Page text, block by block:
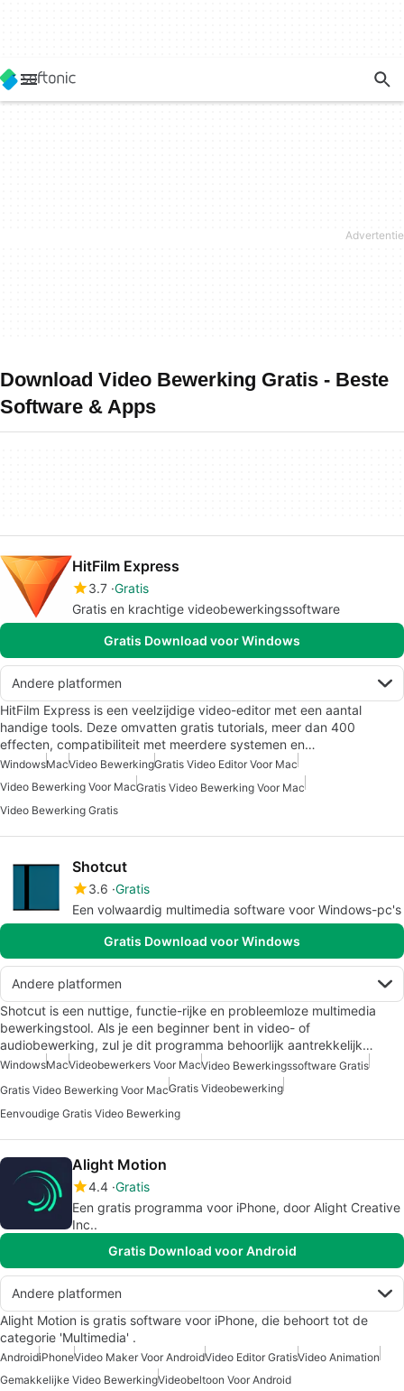
Download Video Bewerking Gratis - Beste
Software & Apps
HitFilm Express
3.7 Gratis
Gratis en krachtige videobewerkingssoftware
Gratis Download voor Windows
Andere platformen
HitFilm Express is een veelzijdige video-editor met een aantal
handige tools. Deze omvatten gratis tutorials, meer dan 400
effecten, compatibiliteit met meerdere systemen en…
WindowsMacVideo BewerkingGratis Video Editor Voor Mac
Video Bewerking Voor MacGratis Video Bewerking Voor Mac
Video Bewerking Gratis
Shotcut
3.6 Gratis
Een volwaardig multimedia software voor Windows-pc's
Gratis Download voor Windows
Andere platformen
Shotcut is een nuttige, functie-rijke en probleemloze multimedia
bewerkingstool. Als je een beginner bent in video- of
audiobewerking, zul je dit programma behoorlijk aantrekkelijk…
WindowsMacVideobewerkers Voor MacVideo Bewerkingssoftware Gratis
Gratis Video Bewerking Voor MacGratis Videobewerking
Eenvoudige Gratis Video Bewerking
Alight Motion
4.4 Gratis
Een gratis programma voor iPhone, door Alight Creative
Inc..
Gratis Download voor Android
Andere platformen
Alight Motion is gratis software voor iPhone, die behoort tot de
categorie 'Multimedia' .
AndroidiPhoneVideo Maker Voor AndroidVideo Editor GratisVideo Animation
Gemakkelijke Video BewerkingVideobeltoon Voor Android